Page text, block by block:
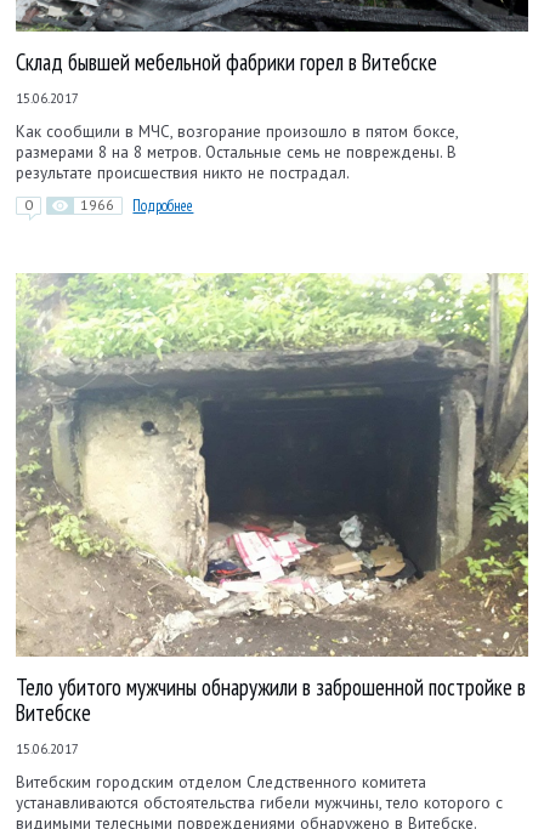
Склад бывшей мебельной фабрики горел в Витебске
15.06.2017
Как сообщили в МЧС, возгорание произошло в пятом боксе,
размерами 8 на 8 метров. Остальные семь не повреждены. В
результате происшествия никто не пострадал.
0 1966 Подробнее
Тело убитого мужчины обнаружили в заброшенной постройке в
Витебске
15.06.2017
Витебским городским отделом Следственного комитета
устанавливаются обстоятельства гибели мужчины, тело которого с
видимыми телесными повреждениями обнаружено в Витебске.